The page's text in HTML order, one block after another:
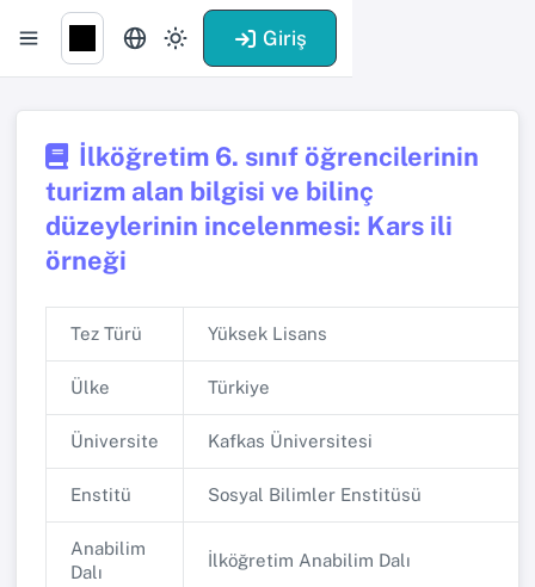
Giriş
İlköğretim 6. sınıf öğrencilerinin
turizm alan bilgisi ve bilinç
düzeylerinin incelenmesi: Kars ili
örneği
Tez Türü Yüksek Lisans
Ülke Türkiye
Üniversite Kafkas Üniversitesi
Enstitü Sosyal Bilimler Enstitüsü
Anabilim
Dalı
İlköğretim Anabilim Dalı